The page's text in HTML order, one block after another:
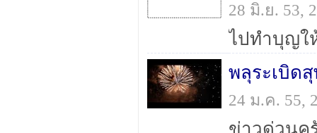
28 มิ.ย. 53,
พลุระเบิด
24 ม.ค. 55,